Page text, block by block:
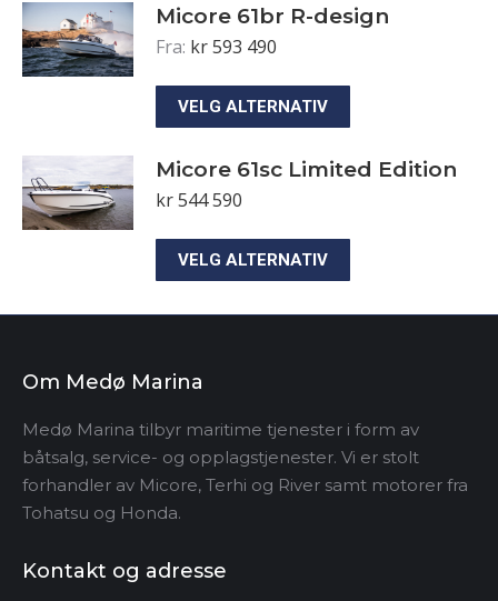
har
varianter.
velges
produktsiden
Micore 61br R-design
Fra: kr593 490
VELG ALTERNATIV
produktet
har
varianter.
Micore 61sc Limited Edition
kr544 590
VELG ALTERNATIV
produktet
har
Alternativene
kan
velges
Om Medø Marina
Medø Marina tilbyr maritime tjenester i form av
båtsalg, service- og opplagstjenester. Vi er stolt
forhandler av Micore, Terhi og River samt motorer fra
Tohatsu og Honda.
Kontakt og adresse